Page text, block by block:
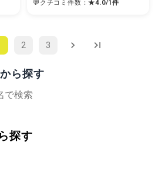
💬クチコミ件数：★4.0/1件
2 3
ら探す
探す